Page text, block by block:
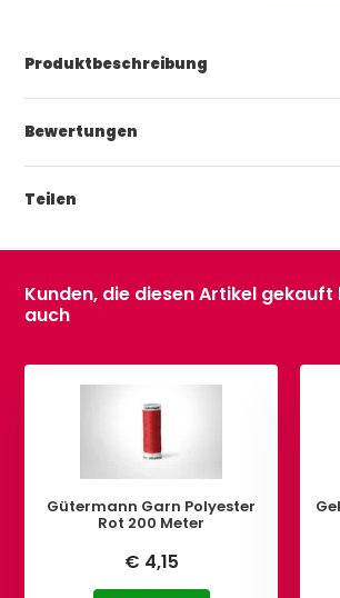
Produktbeschreibung
Bewertungen
Teilen
Kunden, die diesen Artikel gekauft
auch
Gütermann Garn Polyester
Rot 200 Meter
€ 4,15